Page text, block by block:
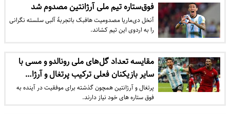
فوق‌ستاره تیم ملی آرژانتین مصدوم شد
آنخل دی‌ماریا مصدومیت هافبک باتجربۀ آلبی سلسته نگرانی
را به اردوی این تیم کشاند.
مقایسه تعداد گل‌هاى ملى رونالدو و مسی با
سایر بازیکنان فعلى ترکیب پرتغال و آرژا…
پرتغال و آرژانتین همچون گذشته برای موفقیت در آینده به
فوق ستاره های خود نیاز دارند.